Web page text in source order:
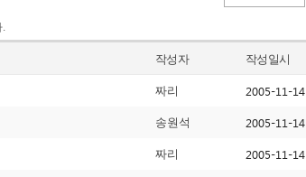
.
작성자 작성일시
짜리 2005-11-14
송원석 2005-11-14
짜리 2005-11-14